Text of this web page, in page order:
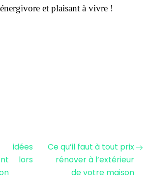
et plaisant à vivre !
lors
Ce qu’il faut à tout prix
rénover à l’extérieur
de votre maison